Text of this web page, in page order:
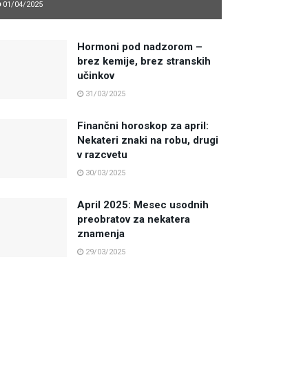
01/04/2025
Hormoni pod nadzorom –
brez kemije, brez stranskih
učinkov
31/03/2025
Finančni horoskop za april:
Nekateri znaki na robu, drugi
v razcvetu
30/03/2025
April 2025: Mesec usodnih
preobratov za nekatera
znamenja
29/03/2025